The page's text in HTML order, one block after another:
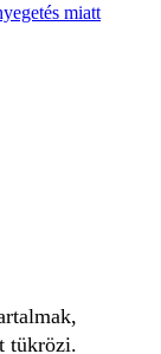
miatt
tükrözi.